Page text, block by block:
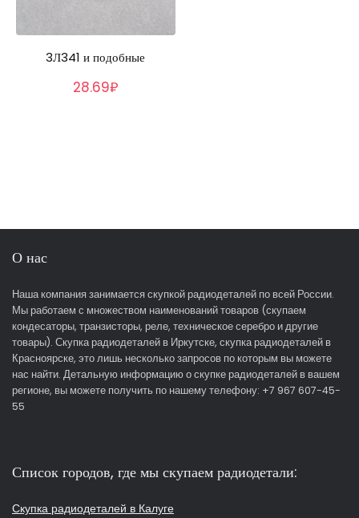
3Л341 и подобные
28.69₽
О нас
Наша компания занимается скупкой радиодеталей по всей России.
Мы работаем с множеством наименований товаров (скупаем
кондесаторы, транзисторы, реле, техническое серебро и другие
товары). Скупка радиодеталей в Иркутске, скупка радиодеталей в
Красноярске, это лишь несколько запросов по которым вы можете
нас найти. Детальную информацию о скупке радиодеталей в вашем
регионе, вы можете получить по нашему телефону: +7 967 607-45-
55
Список городов, где мы скупаем радиодетали:
Скупка радиодеталей в Калуге